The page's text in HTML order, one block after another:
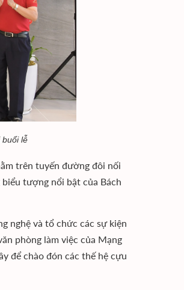
buổi lễ
trên tuyến đường đôi nối
biểu tượng nổi bật của Bách
nghệ và tổ chức các sự kiện
phòng làm việc của Mạng
để chào đón các thế hệ cựu